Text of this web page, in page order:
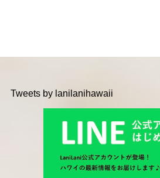
Tweets by lanilanihawaii